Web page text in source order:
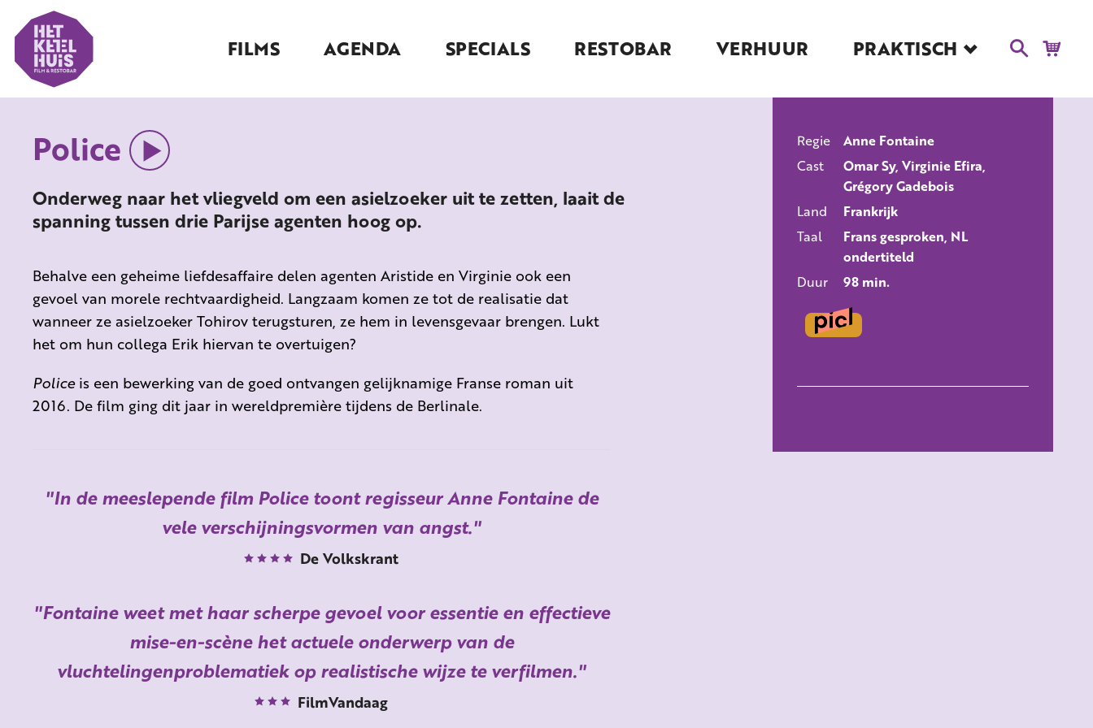
FILMS AGENDA SPECIALS RESTOBAR VERHUUR PRAKTISCH
Blog
Educatie
Kaartverkoop en
Tarieven
Over Het Ketelhuis
Vacatures
Police
Onderweg naar het vliegveld om een asielzoeker uit te zetten, laait de
spanning tussen drie Parijse agenten hoog op.
Behalve een geheime liefdesaffaire delen agenten Aristide en Virginie ook een
gevoel van morele rechtvaardigheid. Langzaam komen ze tot de realisatie dat
wanneer ze asielzoeker Tohirov terugsturen, ze hem in levensgevaar brengen. Lukt
het om hun collega Erik hiervan te overtuigen?
Policeis een bewerking van de goed ontvangen gelijknamige Franse roman uit
2016. De film ging dit jaar in wereldpremière tijdens de Berlinale.
In de meeslepende film Police toont regisseur Anne Fontaine de
vele verschijningsvormen van angst.
De Volkskrant
Fontaine weet met haar scherpe gevoel voor essentie en effectieve
mise-en-scène het actuele onderwerp van de
vluchtelingenproblematiek op realistische wijze te verfilmen.
FilmVandaag
ALLE FILMS
Regie
Anne Fontaine
Cast
Omar Sy, Virginie Efira,
Grégory Gadebois
Land
Frankrijk
Taal
Frans gesproken, NL
ondertiteld
Duur
98 min.